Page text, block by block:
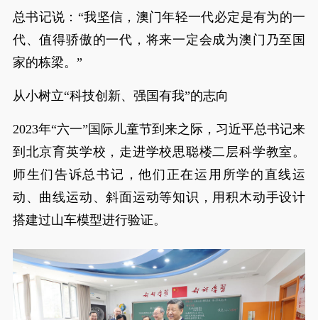
总书记说：“我坚信，澳门年轻一代必定是有为的一
代、值得骄傲的一代，将来一定会成为澳门乃至国
家的栋梁。”
从小树立“科技创新、强国有我”的志向
2023年“六一”国际儿童节到来之际，习近平总书记来
到北京育英学校，走进学校思聪楼二层科学教室。
师生们告诉总书记，他们正在运用所学的直线运
动、曲线运动、斜面运动等知识，用积木动手设计
搭建过山车模型进行验证。